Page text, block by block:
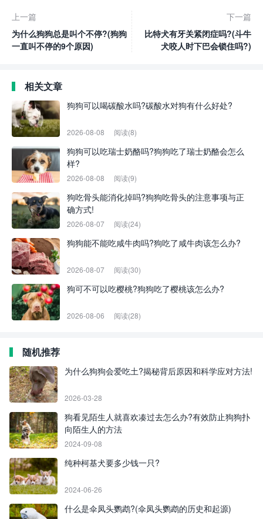
上一篇
为什么狗狗总是叫个不停?(狗狗
一直叫不停的9个原因)
下一篇
比特犬有牙关紧闭症吗?(斗牛
犬咬人时下巴会锁住吗?)
相关文章
狗狗可以喝碳酸水吗?碳酸水对狗有什么好处?
2026-08-08 阅读(8)
狗狗可以吃瑞士奶酪吗?狗狗吃了瑞士奶酪会怎么
样?
2026-08-08 阅读(9)
狗吃骨头能消化掉吗?狗狗吃骨头的注意事项与正
确方式!
2026-08-07 阅读(24)
狗狗能不能吃咸牛肉吗?狗吃了咸牛肉该怎么办?
2026-08-07 阅读(30)
狗可不可以吃樱桃?狗狗吃了樱桃该怎么办?
2026-08-06 阅读(28)
随机推荐
为什么狗狗会爱吃土?揭秘背后原因和科学应对方法!
2026-03-28
狗看见陌生人就喜欢凑过去怎么办?有效防止狗狗扑
向陌生人的方法
2024-09-08
纯种柯基犬要多少钱一只?
2024-06-26
什么是伞凤头鹦鹉?(伞凤头鹦鹉的历史和起源)